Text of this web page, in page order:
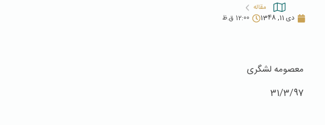
مقاله
دی 11, 1348
12:00 ق.ظ
معصومه لشگری
31/3/97